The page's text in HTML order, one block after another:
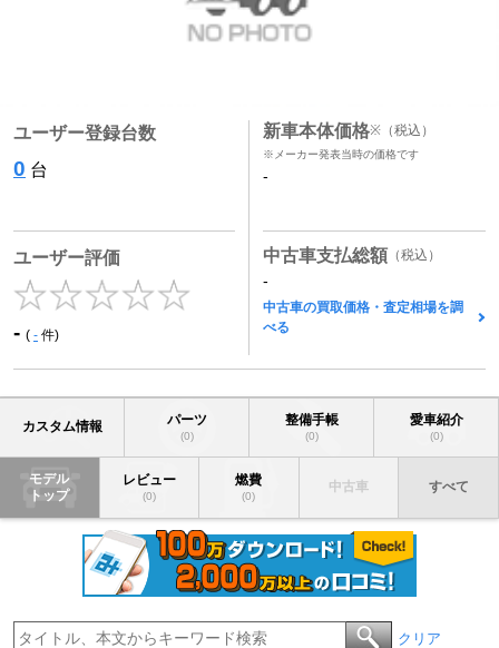
ユーザー登録台数
0 台
ユーザー評価
- ( - 件)
新車本体価格※ （税込）
※メーカー発表当時の価格です
-
中古車支払総額 （税込）
-
中古車の買取価格・査定相場を調
べる
カスタム情報 パーツ
(0)
整備手帳
(0)
愛車紹介
(0)
モデル
トップ
レビュー
(0)
燃費
(0)
中古車 すべて
クリア